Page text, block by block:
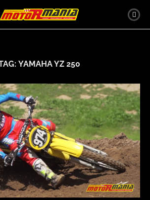
YAMAHA YZ 250